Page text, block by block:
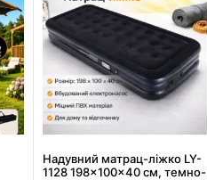
Надувний матрац-ліжко LY-
1128 198×100×40 см, темно-